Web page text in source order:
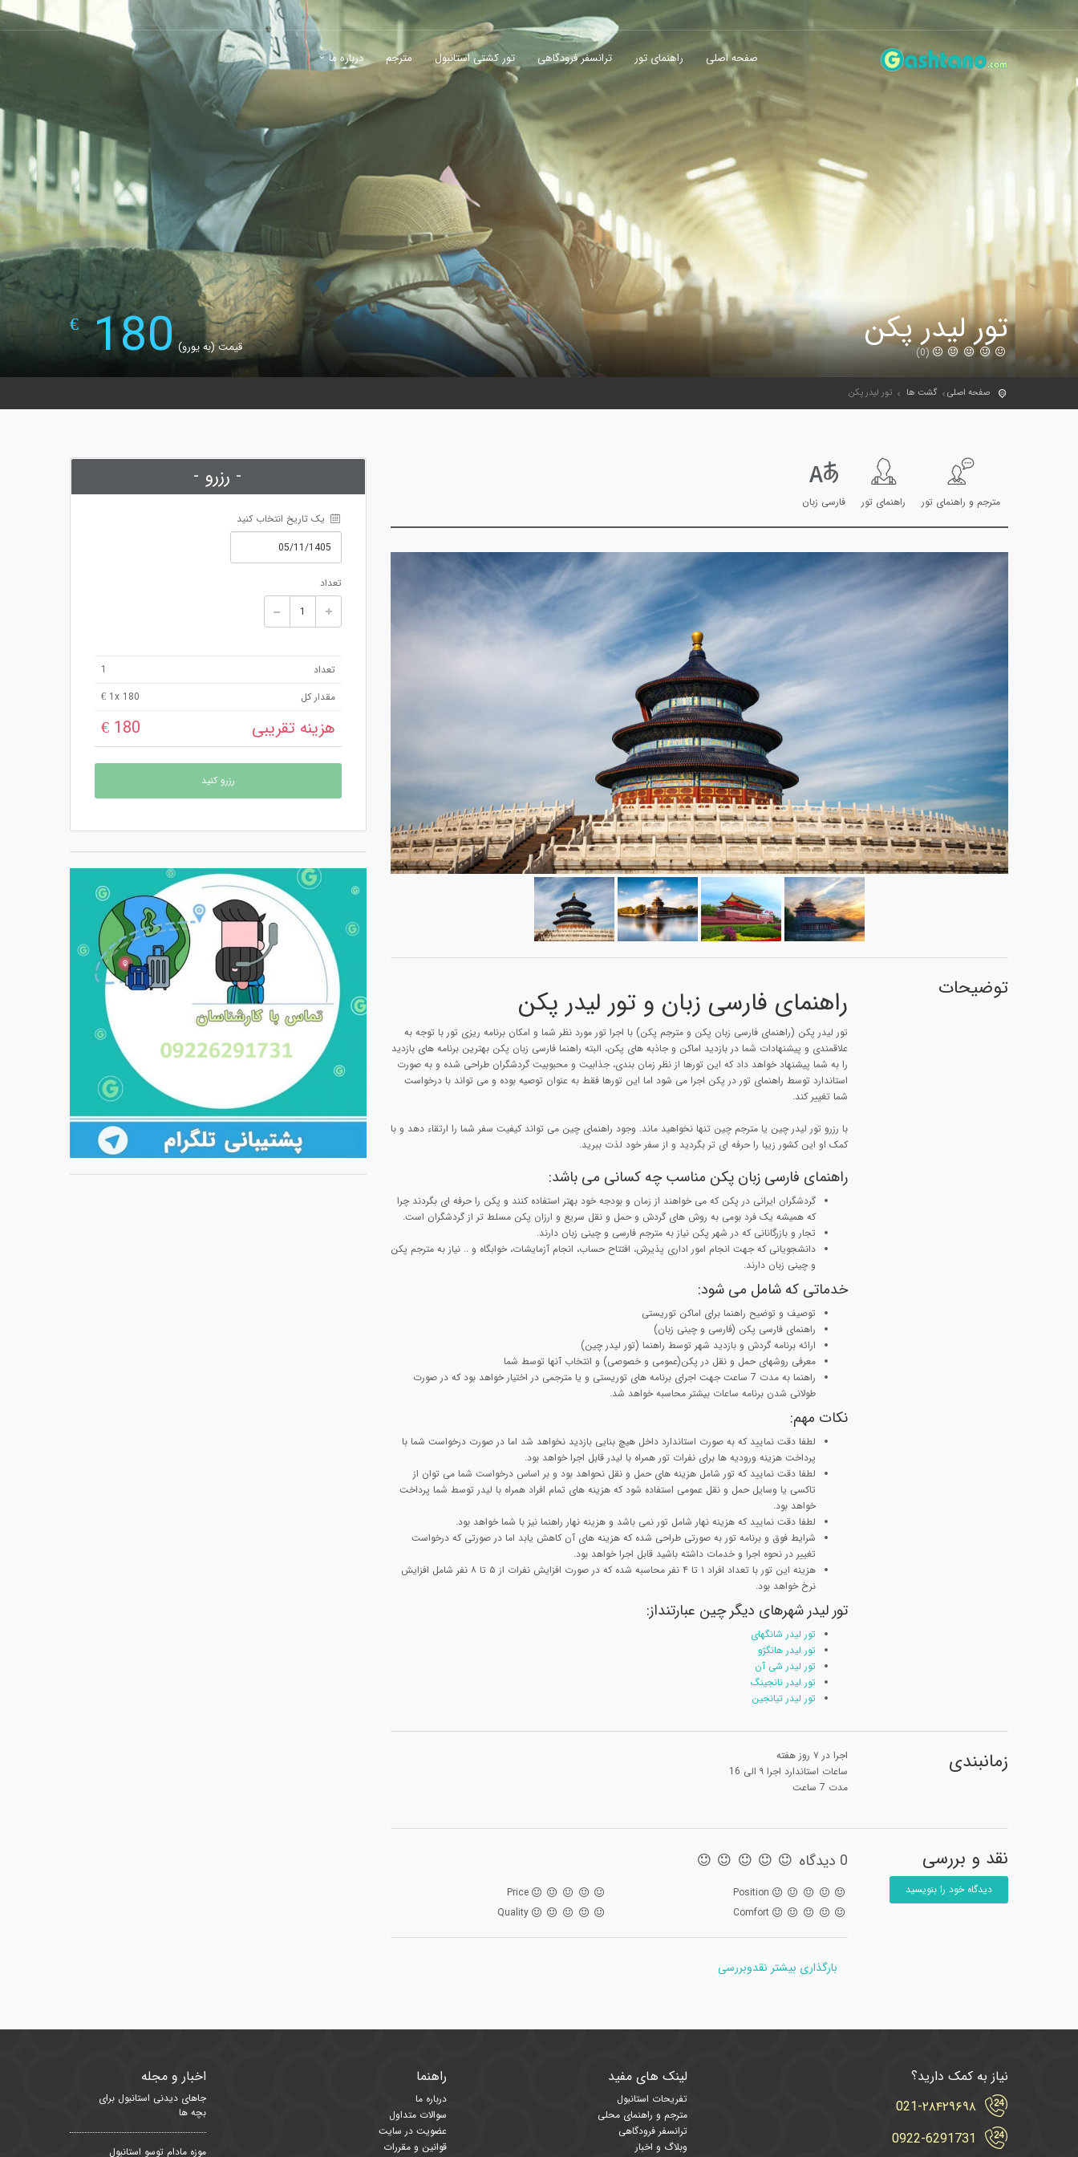
صفحه اصلی راهنمای تور ترانسفر فرودگاهی تور کشتی استانبول مترجم درباره ما
تور لیدر پکن
(0) قیمت (به یورو)180
€
صفحه اصلی گشت ها تور لیدر پکن
مترجم و راهنمای تور راهنمای تور فارسی زبان
توضیحات راهنمای فارسی زبان و تور لیدر پکن
تور لیدر پکن (راهنمای فارسی زبان پکن و مترجم پکن) با اجرا تور مورد نظر شما و امکان برنامه ریزی تور با توجه به
علاقمندی و پیشنهادات شما در بازدید اماکن و جاذبه های پکن، البته راهنما فارسی زبان پکن بهترین برنامه های بازدید
را به شما پیشنهاد خواهد داد که این تورها از نظر زمان بندی، جذابیت و محبوبیت گردشگران طراحی شده و به صورت
استاندارد توسط راهنمای تور در پکن اجرا می شود اما این تورها فقط به عنوان توصیه بوده و می تواند با درخواست
شما تغییر کند.
با رزرو تور لیدر چین یا مترجم چین تنها نخواهید ماند. وجود راهنمای چین می تواند کیفیت سفر شما را ارتقاء دهد و با
کمک او این کشور زیبا را حرفه ای تر بگردید و از سفر خود لذت ببرید.
راهنمای فارسی زبان پکن مناسب چه کسانی می باشد:
گردشگران ایرانی در پکن که می خواهند از زمان و بودجه خود بهتر استفاده کنند و پکن را حرفه ای بگردند چرا
که همیشه یک فرد بومی به روش های گردش و حمل و نقل سریع و ارزان پکن مسلط تر از گردشگران است.
تجار و بازرگانانی که در شهر پکن نیاز به مترجم فارسی و چینی زبان دارند.
دانشجویانی که جهت انجام امور اداری پذیرش، افتتاح حساب، انجام آزمایشات، خوابگاه و .. نیاز به مترجم پکن
و چینی زبان دارند.
خدماتی که شامل می شود:
توصیف و توضیح راهنما برای اماکن توریستی
راهنمای فارسی پکن (فارسی و چینی زبان)
ارائه برنامه گردش و بازدید شهر توسط راهنما (تور لیدر چین)
معرفی روشهای حمل و نقل در پکن(عمومی و خصوصی) و انتخاب آنها توسط شما
راهنما به مدت 7 ساعت جهت اجرای برنامه های توریستی و یا مترجمی در اختیار خواهد بود که در صورت
طولانی شدن برنامه ساعات بیشتر محاسبه خواهد شد.
نکات مهم:
لطفا دقت نمایید که به صورت استاندارد داخل هیچ بنایی بازدید نخواهد شد اما در صورت درخواست شما با
پرداخت هزینه ورودیه ها برای نفرات تور همراه با لیدر قابل اجرا خواهد بود.
لطفا دقت نمایید که تور شامل هزینه های حمل و نقل نحواهد بود و بر اساس درخواست شما می توان از
تاکسی یا وسایل حمل و نقل عمومی استفاده شود که هزینه های تمام افراد همراه با لیدر توسط شما پرداخت
خواهد بود.
لطفا دقت نمایید که هزینه نهار شامل تور نمی باشد و هزینه نهار راهنما نیز با شما خواهد بود.
شرایط فوق و برنامه تور به صورتی طراحی شده که هزینه های آن کاهش یابد اما در صورتی که درخواست
تغییر در نحوه اجرا و خدمات داشته باشید قابل اجرا خواهد بود.
هزینه این تور با تعداد افراد ۱ تا ۴ نفر محاسبه شده که در صورت افزایش نفرات از ۵ تا ۸ نفر شامل افزایش
نرخ خواهد بود.
تور لیدر شهرهای دیگر چین عبارتنداز:
تور لیدر شانگهای
تور لیدر هانگژو
تور لیدر شی آن
تور لیدر نانجینگ
تور لیدر تیانجین
زمانبندی
اجرا در ۷ روز هفته
ساعات استاندارد اجرا ۹ الی 16
مدت 7 ساعت
نقد و بررسی
دیدگاه خود را بنویسید
0 دیدگاه
Position
Comfort
Price
Quality
بارگذاری بیشتر نقدوبررسی
- رزرو -
یک تاریخ انتخاب کنید
تعداد
تعداد
1
مقدار کل
1x 180 €
هزینه تقریبی 180 €
رزرو کنید
نیاز به کمک دارید؟
021-۲۸۴۲۹۶۹۸
0922-6291731
لینک های مفید
تفریحات استانبول
مترجم و راهنمای محلی
ترانسفر فرودگاهی
وبلاگ و اخبار
راهنما
درباره ما
سوالات متداول
عضویت در سایت
قوانین و مقررات
اخبار و مجله
جاهای دیدنی استانبول برای
بچه ها
موزه مادام توسو استانبول